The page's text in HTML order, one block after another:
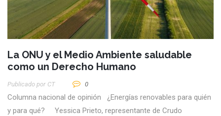
La ONU y el Medio Ambiente saludable
como un Derecho Humano
Publicado por CT 0
Columna nacional de opinión ¿Energías renovables para quién
y para qué? Yessica Prieto, representante de Crudo